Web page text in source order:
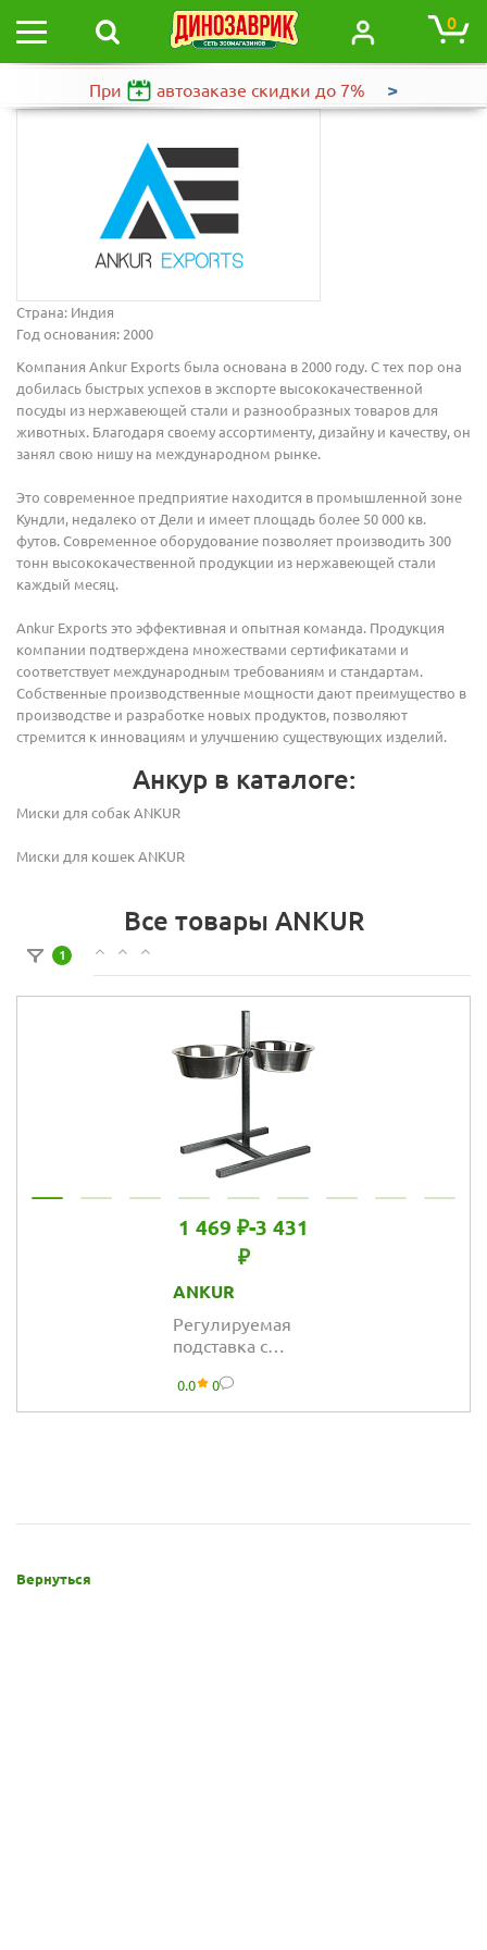
0
При автозаказе скидки до 7% >
Страна: Индия
Год основания: 2000
Компания Ankur Exports была основана в 2000 году. С тех пор она
добилась быстрых успехов в экспорте высококачественной
посуды из нержавеющей стали и разнообразных товаров для
животных. Благодаря своему ассортименту, дизайну и качеству, он
занял свою нишу на международном рынке.
Это современное предприятие находится в промышленной зоне
Кундли, недалеко от Дели и имеет площадь более 50 000 кв.
футов. Современное оборудование позволяет производить 300
тонн высококачественной продукции из нержавеющей стали
каждый месяц.
Ankur Exports это эффективная и опытная команда. Продукция
компании подтверждена множествами сертификатами и
соответствует международным требованиям и стандартам.
Собственные производственные мощности дают преимущество в
производстве и разработке новых продуктов, позволяют
стремится к инновациям и улучшению существующих изделий.
Анкур в каталоге:
Миски для собак ANKUR
Миски для кошек ANKUR
Все товары ANKUR
1
1 469 ₽-3 431
₽
ANKUR
Регулируемая
подставка с
0.0 0
Вернуться